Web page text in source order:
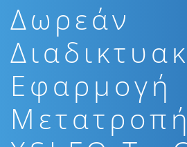
Δωρεάν
Εφαρμογή